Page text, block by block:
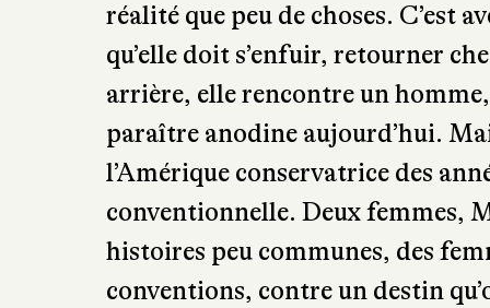
réalité que peu de choses. C’est
qu’elle doit s’enfuir, retourner
arrière, elle rencontre un
paraître anodine aujourd’hui.
l’Amérique conservatrice des
conventionnelle. Deux femmes,
histoires peu communes, des
conventions, contre un destin